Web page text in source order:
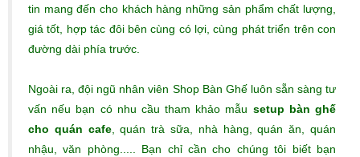
tin mang đến cho khách hàng những sản phẩm chất lượng,
giá tốt, hợp tác đôi bên cùng có lợi, cùng phát triển trên con
đường dài phía trước.
Ngoài ra, đội ngũ nhân viên Shop Bàn Ghế luôn sẵn sàng tư
vấn nếu bạn có nhu cầu tham khảo mẫu setup bàn ghế
cho quán cafe, quán trà sữa, nhà hàng, quán ăn, quán
nhậu, văn phòng..... Bạn chỉ cần cho chúng tôi biết bạn